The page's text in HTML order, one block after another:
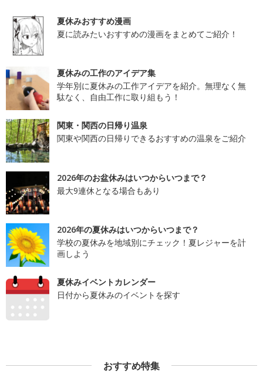
夏休みおすすめ漫画
夏に読みたいおすすめの漫画をまとめてご紹介！
夏休みの工作のアイデア集
学年別に夏休みの工作アイデアを紹介。無理なく無
駄なく、自由工作に取り組もう！
関東・関西の日帰り温泉
関東や関西の日帰りできるおすすめの温泉をご紹介
2026年のお盆休みはいつからいつまで？
最大9連休となる場合もあり
2026年の夏休みはいつからいつまで？
学校の夏休みを地域別にチェック！夏レジャーを計
画しよう
夏休みイベントカレンダー
日付から夏休みのイベントを探す
おすすめ特集